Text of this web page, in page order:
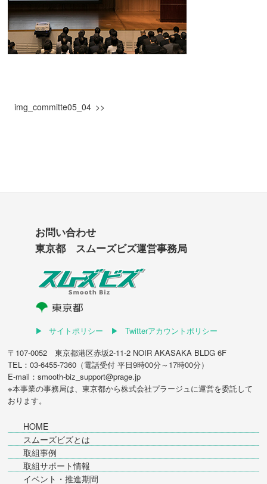
img_committe05_04
お問い合わせ
東京都 スムーズビズ運営事務局
サイトポリシー
Twitterアカウントポリシー
〒107-0052 東京都港区赤坂2-11-2 NOIR AKASAKA BLDG 6F
TEL：03-6455-7360（電話受付 平日9時00分～17時00分）
E-mail：smooth-biz_support@prage.jp
※本事業の事務局は、東京都から株式会社プラージュに運営を委託して
おります。
HOME
スムーズビズとは
取組事例
取組サポート情報
イベント・推進期間